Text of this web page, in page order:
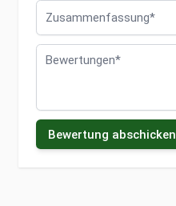
Bewertungen
Bewertung abschicken